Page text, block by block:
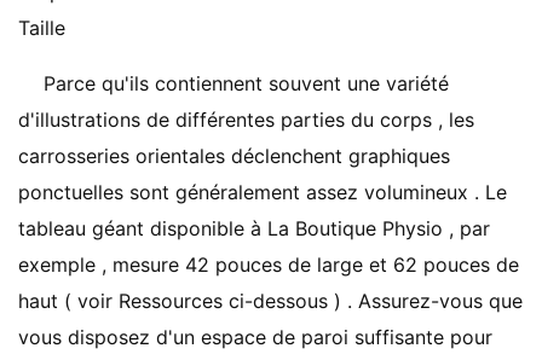
Taille
Parce qu'ils contiennent souvent une variété
d'illustrations de différentes parties du corps , les
carrosseries orientales déclenchent graphiques
ponctuelles sont généralement assez volumineux . Le
tableau géant disponible à La Boutique Physio , par
exemple , mesure 42 pouces de large et 62 pouces de
haut ( voir Ressources ci-dessous ) . Assurez-vous que
vous disposez d'un espace de paroi suffisante pour